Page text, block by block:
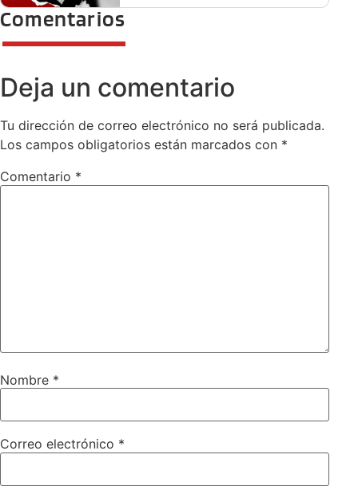
Comentarios
Deja un comentario
Tu dirección de correo electrónico no será publicada.
Los campos obligatorios están marcados con *
Comentario *
Nombre *
Correo electrónico *